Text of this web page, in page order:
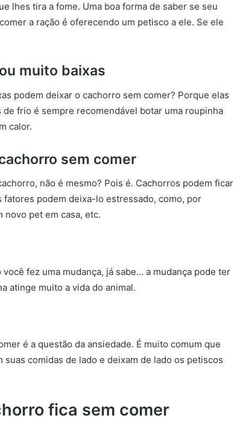
lhes tira a fome. Uma boa forma de saber se seu
a ração é oferecendo um petisco a ele. Se ele
muito baixas
podem deixar o cachorro sem comer? Porque elas
frio é sempre recomendável botar uma roupinha
calor.
sem comer
não é mesmo? Pois é. Cachorros podem ficar
podem deixa-lo estressado, como, por
novo pet em casa, etc.
fez uma mudança, já sabe… a mudança pode ter
atinge muito a vida do animal.
é a questão da ansiedade. É muito comum que
comidas de lado e deixam de lado os petiscos
fica sem comer